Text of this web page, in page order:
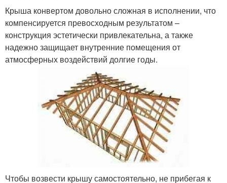
Крыша конвертом довольно сложная в исполнении, что
компенсируется превосходным результатом –
конструкция эстетически привлекательна, а также
надежно защищает внутренние помещения от
атмосферных воздействий долгие годы.
Чтобы возвести крышу самостоятельно, не прибегая к